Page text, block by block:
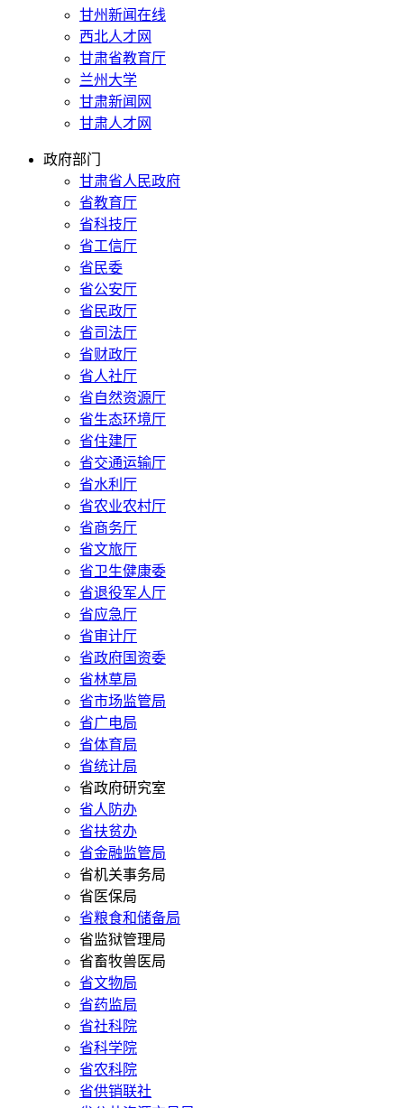
甘州新闻在线
西北人才网
甘肃省教育厅
兰州大学
甘肃新闻网
甘肃人才网
政府部门
甘肃省人民政府
省教育厅
省科技厅
省工信厅
省民委
省公安厅
省民政厅
省司法厅
省财政厅
省人社厅
省自然资源厅
省生态环境厅
省住建厅
省交通运输厅
省水利厅
省农业农村厅
省商务厅
省文旅厅
省卫生健康委
省退役军人厅
省应急厅
省审计厅
省政府国资委
省林草局
省市场监管局
省广电局
省体育局
省统计局
省政府研究室
省人防办
省扶贫办
省金融监管局
省机关事务局
省医保局
省粮食和储备局
省监狱管理局
省畜牧兽医局
省文物局
省药监局
省社科院
省科学院
省农科院
省供销联社